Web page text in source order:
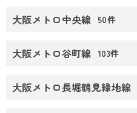
大阪メトロ中央線 50件
大阪メトロ谷町線 103件
大阪メトロ長堀鶴見緑地線